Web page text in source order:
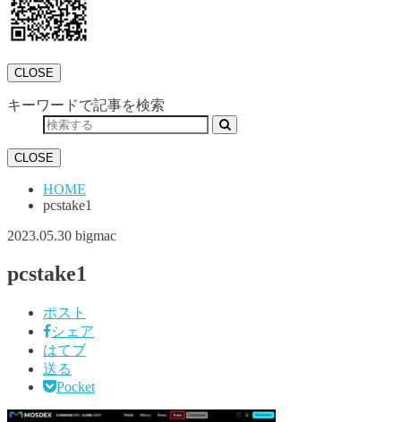
CLOSE
キーワードで記事を検索
CLOSE
HOME
pcstake1
2023.05.30 bigmac
pcstake1
ポスト
シェア
はてブ
送る
Pocket